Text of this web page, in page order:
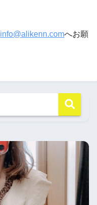
info@alikenn.comへお願